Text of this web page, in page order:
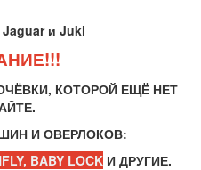
и Juki
КОТОРОЙ ЕЩЁ НЕТ
И ОВЕРЛОКОВ:
BABY LOCKИ ДРУГИЕ.